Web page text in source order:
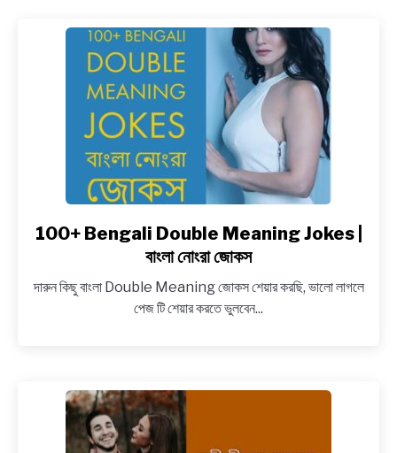
Student
Teacher
Jokes
Bengali
link
to
Bengali
Double
জোকস
100+ Bengali Double Meaning Jokes |
বাংলা নোংরা জোকস
দারুন কিছু বাংলা Double Meaning জোকস শেয়ার করছি, ভালো লাগলে
পেজ টি শেয়ার করতে ভুলবেন...